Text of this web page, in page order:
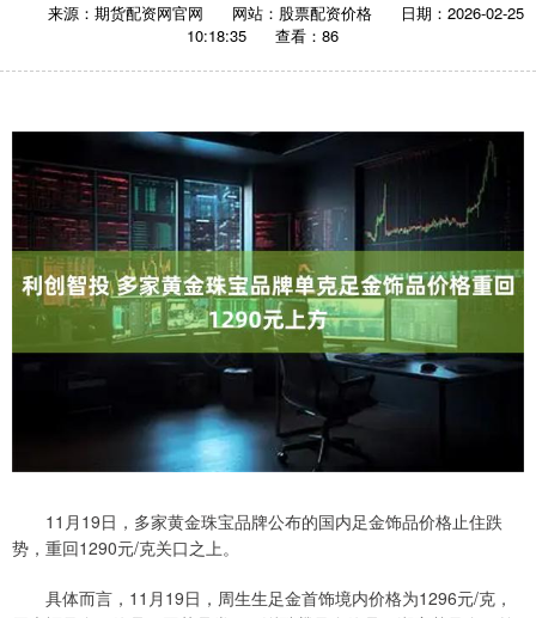
来源：期货配资网官网 网站：股票配资价格
日期：2026-02-25
10:18:35
查看：86
11月19日，多家黄金珠宝品牌公布的国内足金饰品价格止住跌
势，重回1290元/克关口之上。
具体而言，11月19日，周生生足金首饰境内价格为1296元/克，